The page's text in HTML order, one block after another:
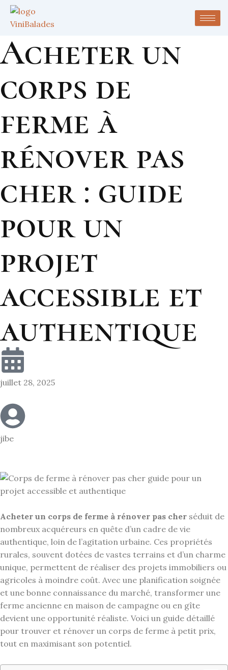
Acheter un
corps de
ferme à
rénover pas
cher : guide
pour un
projet
accessible et
authentique
juillet 28, 2025
jibe
Acheter un corps de ferme à rénover pas cher séduit de
nombreux acquéreurs en quête d’un cadre de vie
authentique, loin de l’agitation urbaine. Ces propriétés
rurales, souvent dotées de vastes terrains et d’un charme
unique, permettent de réaliser des projets immobiliers ou
agricoles à moindre coût. Avec une planification soignée
et une bonne connaissance du marché, transformer une
ferme ancienne en maison de campagne ou en gîte
devient une opportunité réaliste. Voici un guide détaillé
pour trouver et rénover un corps de ferme à petit prix,
tout en maximisant son potentiel.